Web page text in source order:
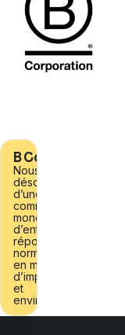
B Corporation
Nous faisons
désormais partie
d’une
communauté
mondiale
d’entreprises qui
répondent à des
normes élevées
en matière
d’impact social
et
environnemental.